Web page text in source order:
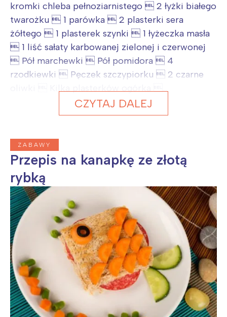
kromki chleba pełnoziarnistego  2 łyżki białego
twarożku  1 parówka  2 plasterki sera
żółtego  1 plasterek szynki  1 łyżeczka masła
 1 liść sałaty karbowanej zielonej i czerwonej
 Pół marchewki  Pół pomidora  4
rzodkiewki  Pęczek szczypiorku  2 czarne
CZYTAJ DALEJ
ZABAWY
Przepis na kanapkę ze złotą
rybką